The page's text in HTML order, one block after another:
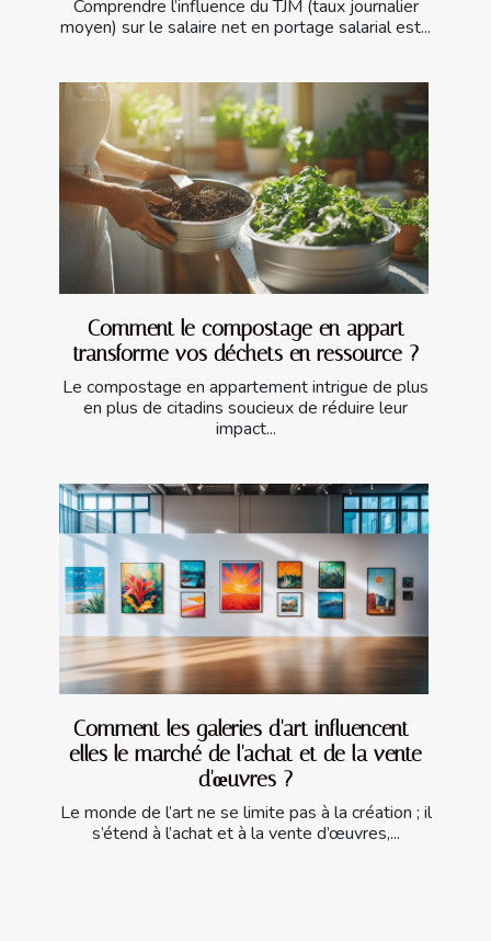
Comprendre l’influence du TJM (taux journalier
moyen) sur le salaire net en portage salarial est...
Comment le compostage en appart
transforme vos déchets en ressource ?
Le compostage en appartement intrigue de plus
en plus de citadins soucieux de réduire leur
impact...
Comment les galeries d'art influencent-
elles le marché de l'achat et de la vente
d'œuvres ?
Le monde de l’art ne se limite pas à la création ; il
s’étend à l’achat et à la vente d’œuvres,...